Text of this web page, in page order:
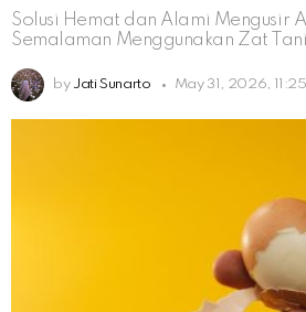
Solusi Hemat dan Alami Mengusir
Semalaman Menggunakan Zat
by Jati Sunarto May 31, 2026,